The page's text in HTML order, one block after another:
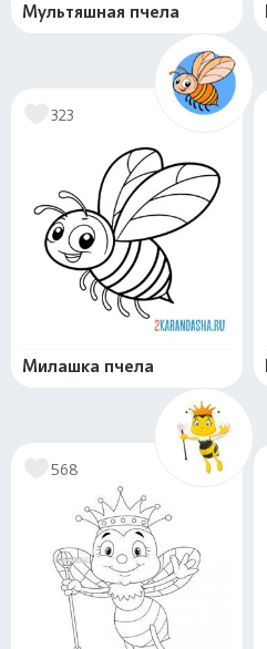
Мультяшная пчела
323
Милашка пчела
568